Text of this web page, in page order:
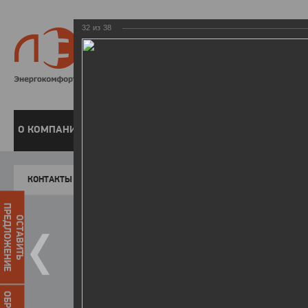
8 800
О КОМПАНИИ
КОНТАКТЫ
ОСТАВИТЬ
ПРЕДЛОЖЕНИЕ
32 из 38